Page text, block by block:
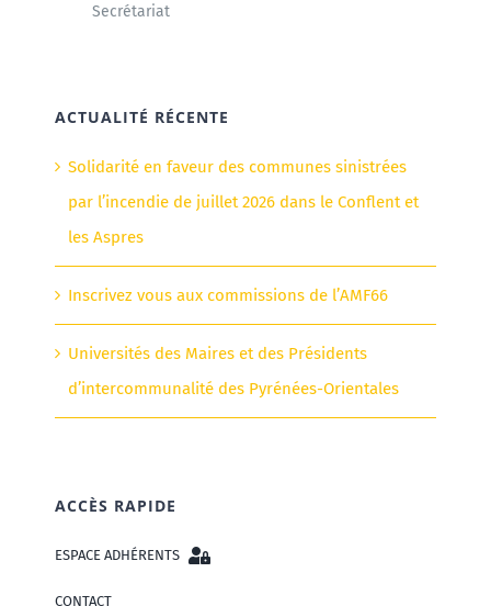
Secrétariat
ACTUALITÉ RÉCENTE
Solidarité en faveur des communes sinistrées
par l’incendie de juillet 2026 dans le Conflent et
les Aspres
Inscrivez vous aux commissions de l’AMF66
Universités des Maires et des Présidents
d’intercommunalité des Pyrénées-Orientales
ACCÈS RAPIDE
ESPACE ADHÉRENTS
CONTACT